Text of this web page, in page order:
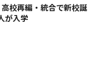
校再編・統合で新校誕
が入学